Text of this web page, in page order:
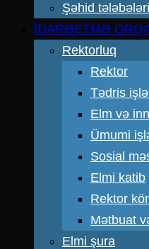
Şəhid
İDARƏETMƏ
Rektorluq
Rektor
Tədris
Elm və
Ümumi
Sosial
Elmi katib
Rektor
Mətbuat
Elmi şura